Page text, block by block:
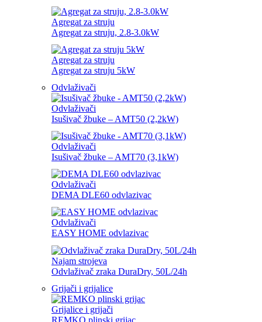
Agregat za struju
Agregat za struju, 2.8-3.0kW
Agregat za struju
Agregat za struju 5kW
Odvlaživači
Odvlaživači
Isušivač žbuke – AMT50 (2,2kW)
Odvlaživači
Isušivač žbuke – AMT70 (3,1kW)
Odvlaživači
DEMA DLE60 odvlazivac
Odvlaživači
EASY HOME odvlazivac
Najam strojeva
Odvlaživač zraka DuraDry, 50L/24h
Grijači i grijalice
Grijalice i grijači
REMKO plinski grijac